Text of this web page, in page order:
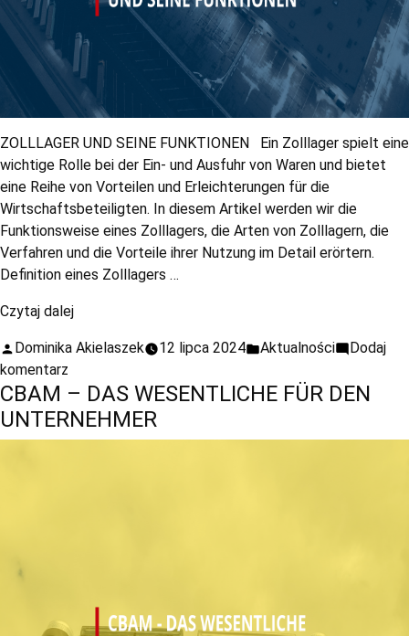
ZOLLLAGER UND SEINE FUNKTIONEN Ein Zolllager spielt eine
wichtige Rolle bei der Ein- und Ausfuhr von Waren und bietet
eine Reihe von Vorteilen und Erleichterungen für die
Wirtschaftsbeteiligten. In diesem Artikel werden wir die
Funktionsweise eines Zolllagers, die Arten von Zolllagern, die
Verfahren und die Vorteile ihrer Nutzung im Detail erörtern.
Definition eines Zolllagers …
Czytaj dalej
Dominika Akielaszek 12 lipca 2024 Aktualności
Dodaj
komentarz
CBAM – DAS WESENTLICHE FÜR DEN
UNTERNEHMER